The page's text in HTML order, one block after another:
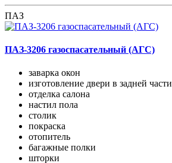
ПАЗ
ПАЗ-3206 газоспасательный (АГС)
заварка окон
изготовление двери в задней части
отделка салона
настил пола
столик
покраска
отопитель
багажные полки
шторки